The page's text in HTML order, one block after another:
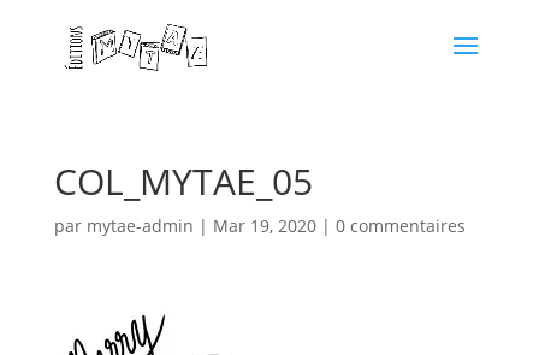
COL_MYTAE_05
par mytae-admin | Mar 19, 2020| 0 commentaires